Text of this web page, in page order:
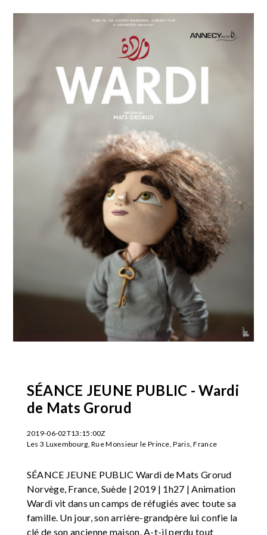
SÉANCE JEUNE PUBLIC - Wardi
de Mats Grorud
2019-06-02T13:15:00Z
Les 3 Luxembourg, Rue Monsieur le Prince, Paris, France
SÉANCE JEUNE PUBLIC Wardi de Mats Grorud
Norvège, France, Suède | 2019 | 1h27 | Animation
Wardi vit dans un camps de réfugiés avec toute sa
famille. Un jour, son arrière-grandpère lui confie la
clé de son ancienne maison. A-t-il perdu tout